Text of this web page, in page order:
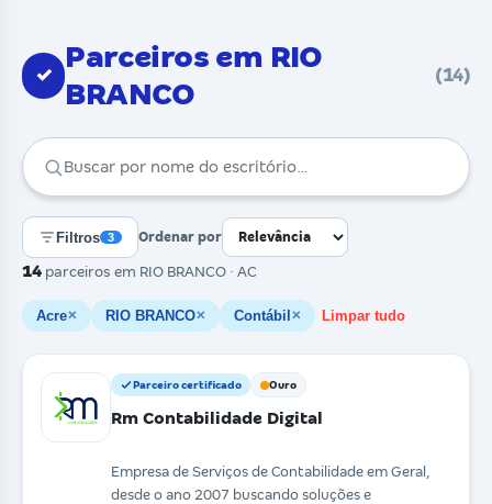
✓
Parceiros em RIO
BRANCO
(14)
Filtros 3
14 parceiros em RIO BRANCO · AC
Ordenar por
Acre✕ RIO BRANCO✕ Contábil ✕ Limpar tudo
Parceiro certificado Ouro
Rm Contabilidade Digital
Empresa de Serviços de Contabilidade em Geral,
desde o ano 2007 buscando soluções e